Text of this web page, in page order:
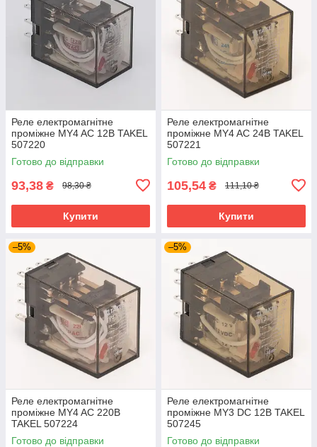
Реле електромагнітне
проміжне MY4 AC 12В TAKEL
507220
Готово до відправки
93,38 ₴ 98,30 ₴
Купити
Реле електромагнітне
проміжне MY4 AC 24В TAKEL
507221
Готово до відправки
105,54 ₴ 111,10 ₴
Купити
–5%
Реле електромагнітне
проміжне MY4 AC 220В
TAKEL 507224
Готово до відправки
–5%
Реле електромагнітне
проміжне MY3 DC 12В TAKEL
507245
Готово до відправки